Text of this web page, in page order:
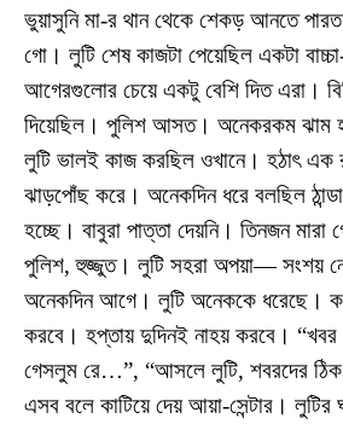
ভুয়াসুনি মা-র থান থেকে শেকড় আনতে পারত
গো। লুটি শেষ কাজটা পেয়েছিল একটা
আগেরগুলোর চেয়ে একটু বেশি দিত এরা।
দিয়েছিল। পুলিশ আসত। অনেকরকম ঝাম
লুটি ভালই কাজ করছিল ওখানে। হঠাৎ এক
ঝাড়পোঁছ করে। অনেকদিন ধরে বলছিল
হচ্ছে। বাবুরা পাত্তা দেয়নি। তিনজন মারা
পুলিশ, হুজ্জুত। লুটি সহরা অপয়া— সংশয়
অনেকদিন আগে। লুটি অনেককে ধরেছে।
করবে। হপ্তায় দুদিনই নাহয় করবে।
গেসলুম রে…”, “আসলে লুটি, শবরদের
এসব বলে কাটিয়ে দেয় আয়া-সেন্টার। লুটির